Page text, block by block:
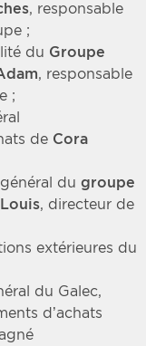
, responsable
;
du Groupe
, responsable
;
de Cora
du groupe
, directeur de
extérieures du
du Galec,
d’achats